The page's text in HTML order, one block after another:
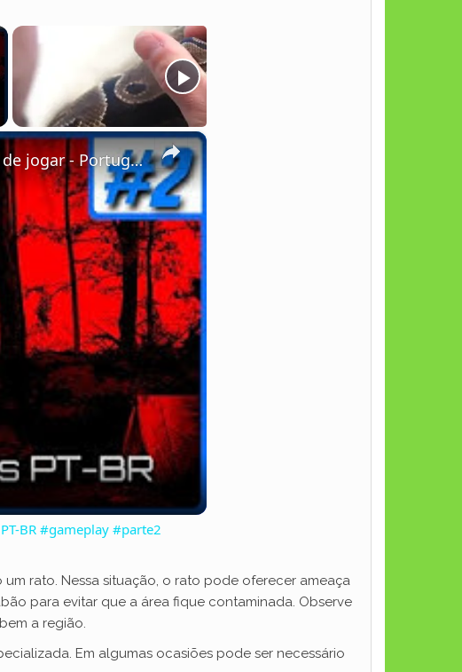
×
A BRUXA DE BLAIR - BLAIR WITCH: Contínuo com medo de jogar - Português PT-BR #gameplay #parte2
BR #gameplay #parte2
rato. Nessa situação, o rato pode oferecer ameaça
para evitar que a área fique contaminada. Observe
a região.
Em algumas ocasiões pode ser necessário